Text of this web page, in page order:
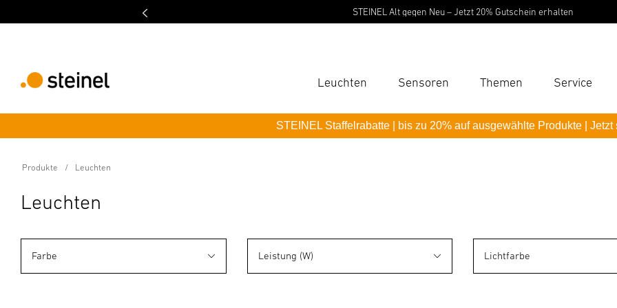
STEINEL Alt gegen Neu – Jetzt 20% Gutschein erhalten
Leuchten Sensoren Themen Service
Suche
STEINEL Staffelrabatte | bis zu 20% auf ausgewählte Produkte | Jetzt
Produkte Leuchten
Leuchten
Farbe Leistung (W) Lichtfarbe